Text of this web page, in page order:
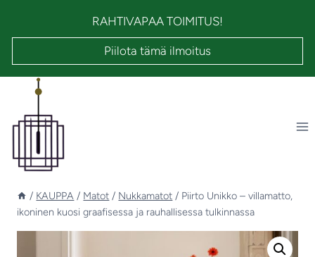
RAHTIVAPAA TOIMITUS!
Piilota tämä ilmoitus
/ KAUPPA / Matot / Nukkamatot / Piirto Unikko – villamatto,
ikoninen kuosi graafisessa ja rauhallisessa tulkinnassa